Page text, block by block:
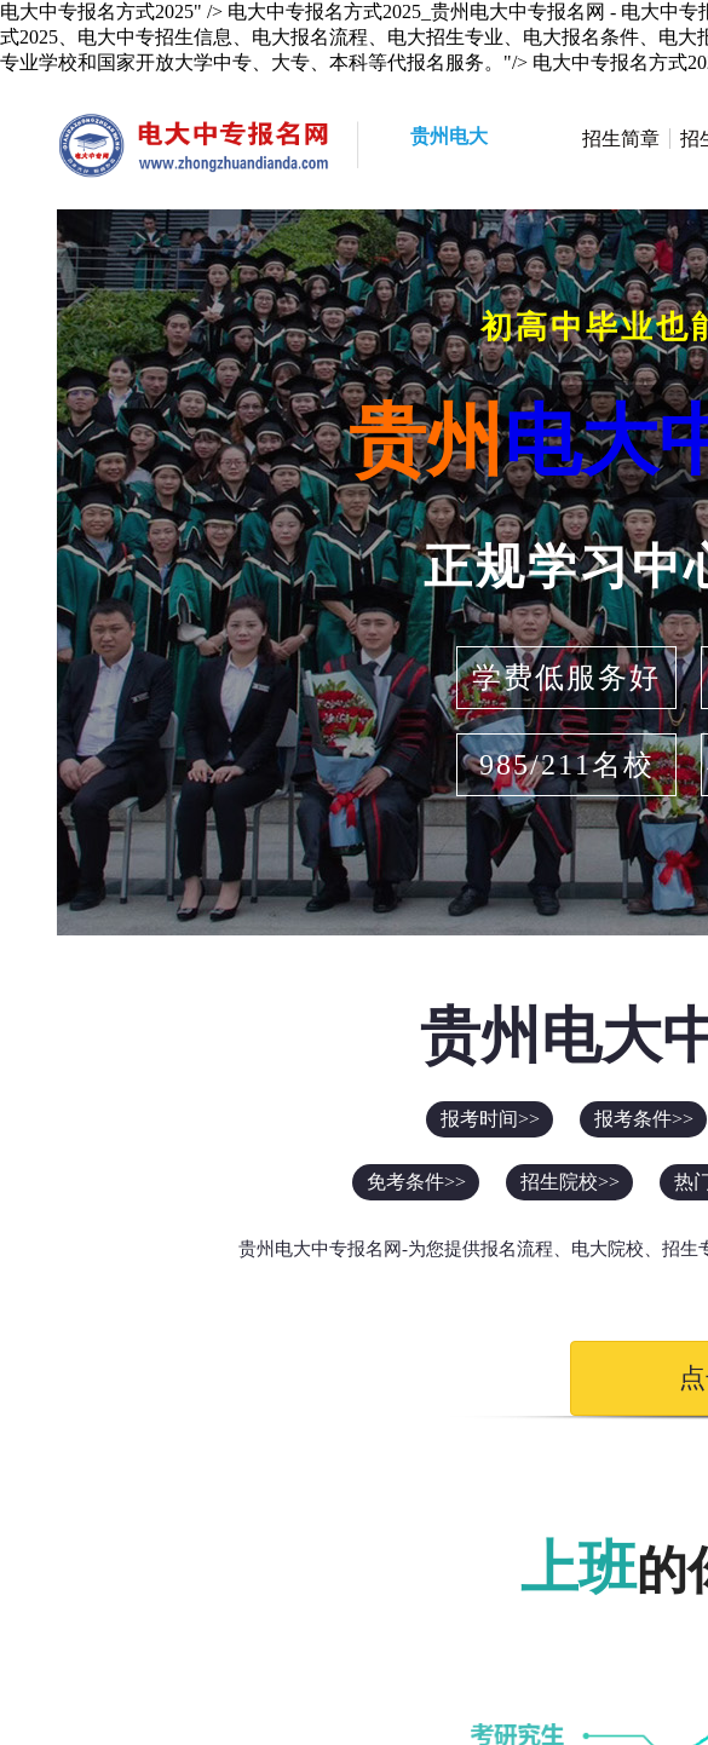
电大中专报名方式2025" /> 电大中专报名方式2025_贵州电大中专报名网 - 电大中专
式2025、电大中专招生信息、电大报名流程、电大招生专业、电大报名条件、电
专业学校和国家开放大学中专、大专、本科等代报名服务。"/> 电大中专报名方式
贵州电大 招生简章 招
初高中毕业也
贵州电大
正规学习中
学费低服务好
985/211名校
贵州电大
报考时间>> 报考条件>>
免考条件>> 招生院校>> 热
贵州电大中专报名网-为您提供报名流程、电大院校、招
点
上班的